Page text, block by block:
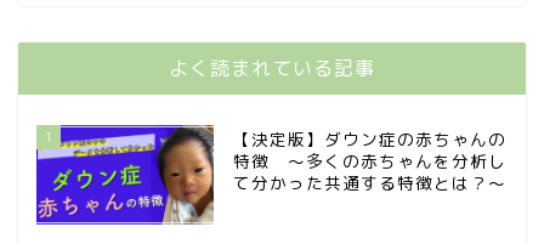
よく読まれている記事
1
【決定版】ダウン症の赤ちゃんの
特徴 〜多くの赤ちゃんを分析し
て分かった共通する特徴とは？〜